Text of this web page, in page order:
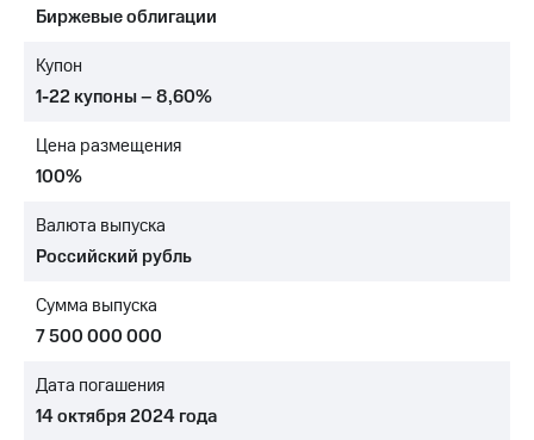
Достижения
Интервью
отчетность
Контакты
Новости
в
и акционерам
Корпоративное
Биржевые облигации
Купон
1-22 купоны – 8,60%
Цена размещения
100%
Валюта выпуска
Российский рубль
Сумма выпуска
7 500 000 000
Дата погашения
14 октября 2024 года